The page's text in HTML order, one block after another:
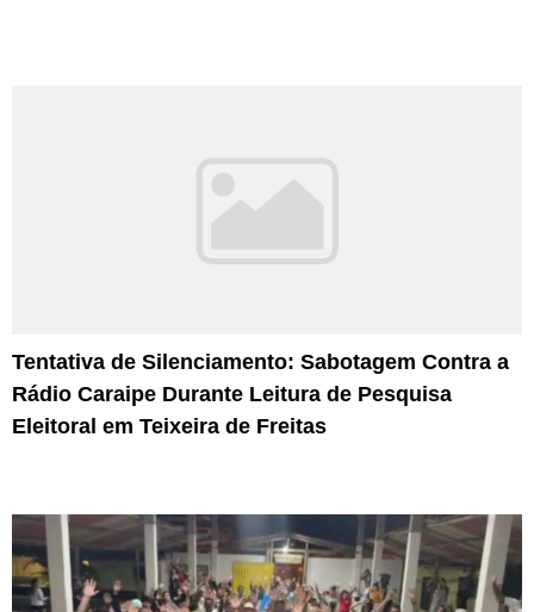
Tentativa de Silenciamento: Sabotagem Contra a
Rádio Caraipe Durante Leitura de Pesquisa
Eleitoral em Teixeira de Freitas